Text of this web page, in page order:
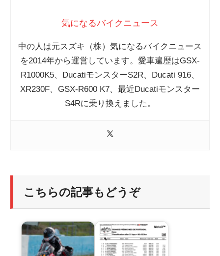
気になるバイクニュース
中の人は元スズキ（株）気になるバイクニュース
を2014年から運営しています。愛車遍歴はGSX-
R1000K5、DucatiモンスターS2R、Ducati 916、
XR230F、GSX-R600 K7、最近Ducatiモンスター
S4Rに乗り換えました。
こちらの記事もどうぞ